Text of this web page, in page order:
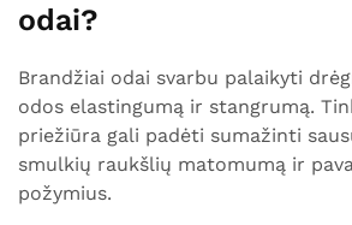
odai?
Brandžiai odai svarbu palaikyti
odos elastingumą ir stangrumą.
priežiūra gali padėti sumažinti
smulkių raukšlių matomumą ir
požymius.